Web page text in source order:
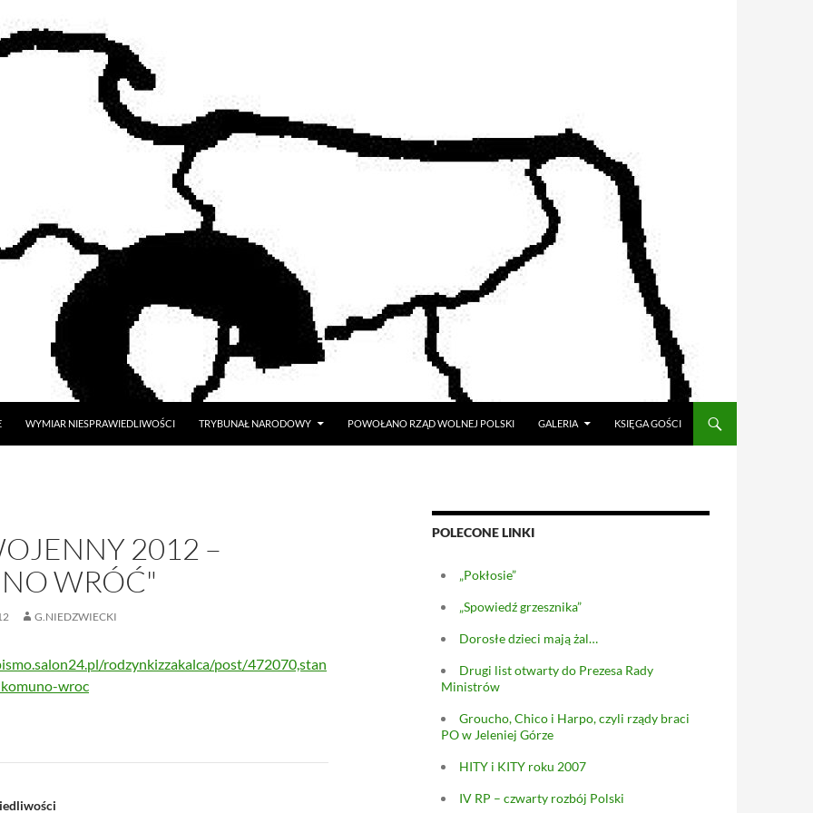
WYMIAR NIESPRAWIEDLIWOŚCI TRYBUNAŁ NARODOWY POWOŁANO RZĄD WOLNEJ POLSKI GALERIA KSIĘGA GOŚCI
2012 –
WRÓĆ"
G.NIEDZWIECKI
rodzynkizzakalca/post/472070,stan
wroc
POLECONE LINKI
„Pokłosie”
„Spowiedź grzesznika”
Dorosłe dzieci mają żal…
Drugi list otwarty do Prezesa Rady
Ministrów
Groucho, Chico i Harpo, czyli rządy braci
PO w Jeleniej Górze
HITY i KITY roku 2007
IV RP – czwarty rozbój Polski